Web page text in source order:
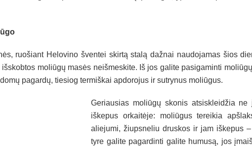
ruošiant Helovino šventei skirtą stalą dažnai naudojamas šios
moliūgų masės neišmeskite. Iš jos galite pasigaminti
pagardų, tiesiog termiškai apdorojus ir sutrynus moliūgus.
Geriausias moliūgų skonis atsiskleidžia
iškepus orkaitėje: moliūgus tereikia
aliejumi, žiupsneliu druskos ir jam iškepus
tyre galite pagardinti galite humusą, jos